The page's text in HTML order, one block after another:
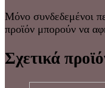
Μόνο συνδεδεμένοι
προϊόν μπορούν να
Σχετικά